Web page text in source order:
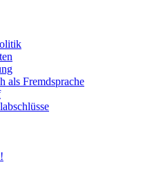
als Fremdsprache